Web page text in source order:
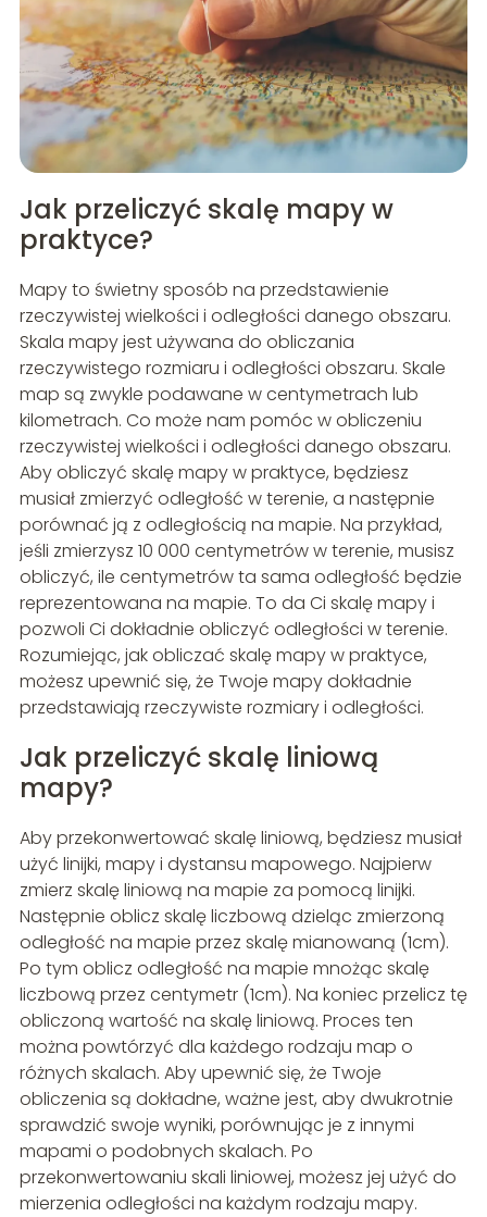
Jak przeliczyć skalę mapy w
praktyce?
Mapy to świetny sposób na przedstawienie
rzeczywistej wielkości i odległości danego obszaru.
Skala mapy jest używana do obliczania
rzeczywistego rozmiaru i odległości obszaru. Skale
map są zwykle podawane w centymetrach lub
kilometrach. Co może nam pomóc w obliczeniu
rzeczywistej wielkości i odległości danego obszaru.
Aby obliczyć skalę mapy w praktyce, będziesz
musiał zmierzyć odległość w terenie, a następnie
porównać ją z odległością na mapie. Na przykład,
jeśli zmierzysz 10 000 centymetrów w terenie, musisz
obliczyć, ile centymetrów ta sama odległość będzie
reprezentowana na mapie. To da Ci skalę mapy i
pozwoli Ci dokładnie obliczyć odległości w terenie.
Rozumiejąc, jak obliczać skalę mapy w praktyce,
możesz upewnić się, że Twoje mapy dokładnie
przedstawiają rzeczywiste rozmiary i odległości.
Jak przeliczyć skalę liniową
mapy?
Aby przekonwertować skalę liniową, będziesz musiał
użyć linijki, mapy i dystansu mapowego. Najpierw
zmierz skalę liniową na mapie za pomocą linijki.
Następnie oblicz skalę liczbową dzieląc zmierzoną
odległość na mapie przez skalę mianowaną (1cm).
Po tym oblicz odległość na mapie mnożąc skalę
liczbową przez centymetr (1cm). Na koniec przelicz tę
obliczoną wartość na skalę liniową. Proces ten
można powtórzyć dla każdego rodzaju map o
różnych skalach. Aby upewnić się, że Twoje
obliczenia są dokładne, ważne jest, aby dwukrotnie
sprawdzić swoje wyniki, porównując je z innymi
mapami o podobnych skalach. Po
przekonwertowaniu skali liniowej, możesz jej użyć do
mierzenia odległości na każdym rodzaju mapy.